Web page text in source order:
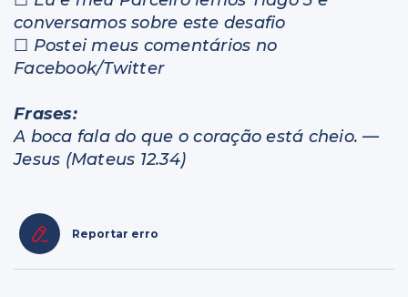
conversamos sobre este desafio
☐ Postei meus comentários no
Facebook/Twitter
Frases:
A boca fala do que o coração está cheio. —
Jesus (Mateus 12.34)
Reportar erro